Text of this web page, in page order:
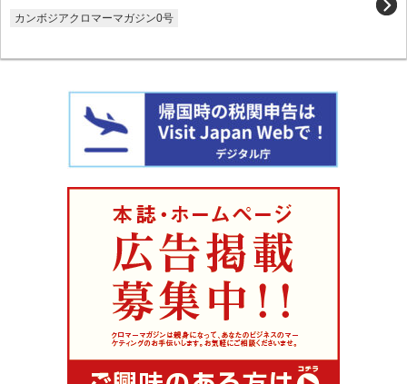
カンボジアクロマーマガジン0号